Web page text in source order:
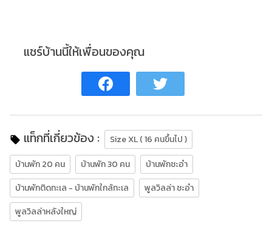
แชร์บ้านนี้ให้เพื่อนของคุณ
แท็กที่เกี่ยวข้อง :
Size XL ( 16 คนขึ้นไป )
บ้านพัก 20 คน
บ้านพัก 30 คน
บ้านพักชะอำ
บ้านพักติดทะเล - บ้านพักใกล้ทะเล
พูลวิลล่า ชะอำ
พูลวิลล่าหลังใหญ่